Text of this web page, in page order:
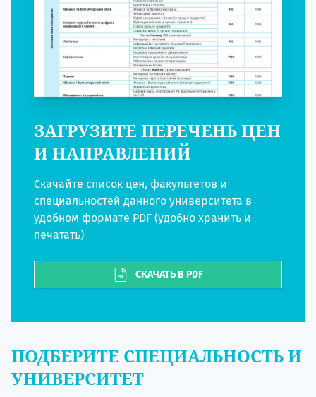
ЗАГРУЗИТЕ ПЕРЕЧЕНЬ ЦЕН
И НАПРАВЛЕНИЙ
Скачайте список цен, факультетов и
специальностей данного университета в
удобном формате PDF (удобно хранить и
печатать)
СКАЧАТЬ В PDF
ПОДБЕРИТЕ СПЕЦИАЛЬНОСТЬ И
УНИВЕРСИТЕТ